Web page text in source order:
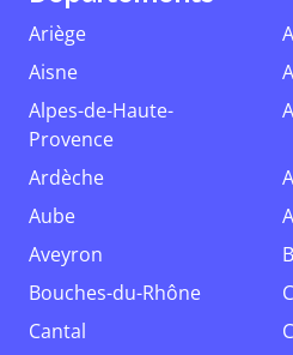
Ariège
Aisne
Alpes-de-Haute-
Provence
Ardèche
Aube
Aveyron
Bouches-du-Rhône
Cantal